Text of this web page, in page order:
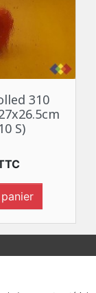
310
S)